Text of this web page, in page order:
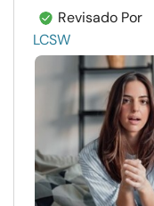
Revisado Por
LCSW